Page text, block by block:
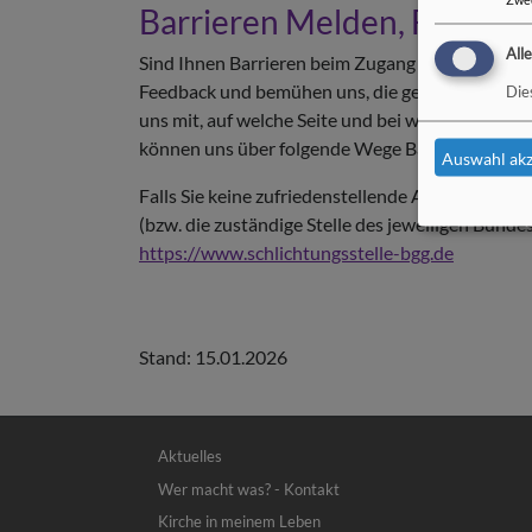
Barrieren Melden,
Sind Ihnen Barrieren beim Zugang zu Inhalten
Feedback und bemühen uns, die gemeldeten
uns mit, auf welche Seite und bei welcher
können uns über folgende Wege Barrieren
Falls Sie keine zufriedenstellende Antwort auf
(bzw. die zuständige Stelle des jeweiligen
https://www.schlichtungsstelle-bgg.de
Stand: 15.01.2026
Hauptnavigation
Aktuelles
Wer macht was? - Kontakt
Kirche in meinem Leben
Auswahl